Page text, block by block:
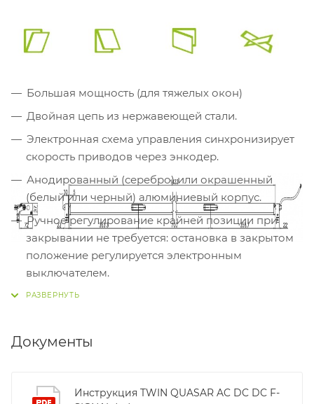
Большая мощность (для тяжелых окон)
Двойная цепь из нержавеющей стали.
Электронная схема управления синхронизирует
скорость приводов через энкодер.
Анодированный (серебро) или окрашенный
(белый или черный) алюминиевый корпус.
Ручное регулирование крайней позиции при
закрывании не требуется: остановка в закрытом
положение регулируется электронным
выключателем.
Привод снабжен двумя цепями - привод
желанию, можно поставлять приводы с
(минимум 720 мм).
Документы
Инструкция TWIN QUASAR AC DC DC F-